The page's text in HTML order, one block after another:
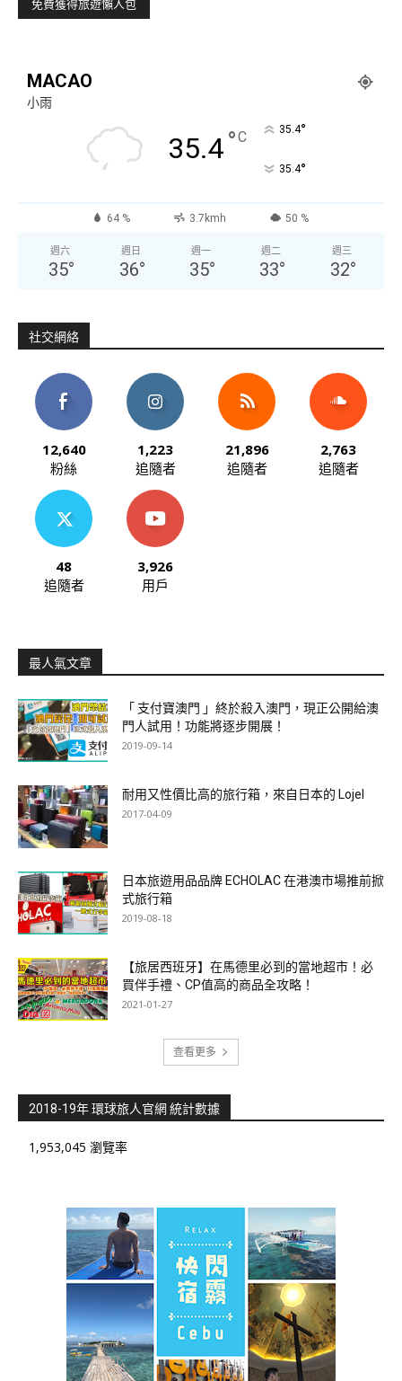
MACAO
小雨
35.4°C 35.4°
35.4°
64 % 3.7kmh 50 %
週六
35°
週日
36°
週一
35°
週二
33°
週三
32°
社交網絡
12,640
粉絲
1,223
追隨者
21,896
追隨者
2,763
追隨者
48
追隨者
3,926
用戶
最人氣文章
「 支付寶澳門 」終於殺入澳門，現正公開給澳
門人試用！功能將逐步開展！
2019-09-14
耐用又性價比高的旅行箱，來自日本的 Lojel
2017-04-09
日本旅遊用品品牌 ECHOLAC 在港澳市場推前掀
式旅行箱
2019-08-18
【旅居西班牙】在馬德里必到的當地超市！必
買伴手禮、CP值高的商品全攻略！
2021-01-27
查看更多
2018-19年 環球旅人官網 統計數據
1,953,045 瀏覽率